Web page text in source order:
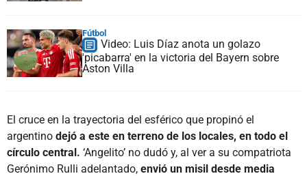
Fútbol
Video: Luis Díaz anota un golazo
'picabarra' en la victoria del Bayern sobre
Aston Villa
El cruce en la trayectoria del esférico que propinó el
argentino dejó a este en terreno de los locales, en todo el
círculo central. ‘Angelito’ no dudó y, al ver a su compatriota
Gerónimo Rulli adelantado, envió un misil desde media